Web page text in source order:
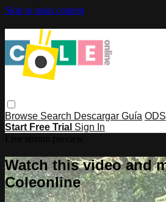
Skip to main content
Browse Search Descargar Guía ODS
Start Free Trial Sign In
Watch this video and
Coleonline